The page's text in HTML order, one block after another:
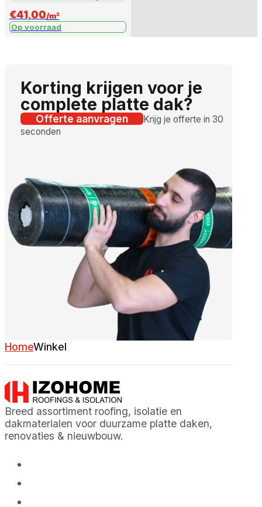
€41,00/m²
Op voorraad
Korting krijgen voor je
complete platte dak?
Offerte aanvragen
Krijg je offerte in 30
seconden
HomeWinkel
Breed assortiment roofing, isolatie en
dakmaterialen voor duurzame platte daken,
renovaties & nieuwbouw.